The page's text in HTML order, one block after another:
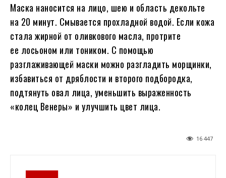
Маска наносится на лицо, шею и область декольте
на 20 минут. Смывается прохладной водой. Если кожа
стала жирной от оливкового масла, протрите
ее лосьоном или тоником. С помощью
разглаживающей маски можно разгладить морщинки,
избавиться от дряблости и второго подбородка,
подтянуть овал лица, уменьшить выраженность
«колец Венеры» и улучшить цвет лица.
16 447